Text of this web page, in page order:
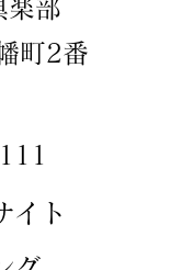
イト
楽部
町2番